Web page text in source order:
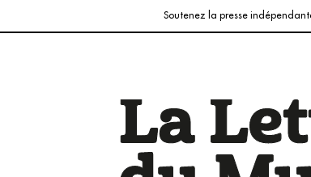
Soutenez la presse